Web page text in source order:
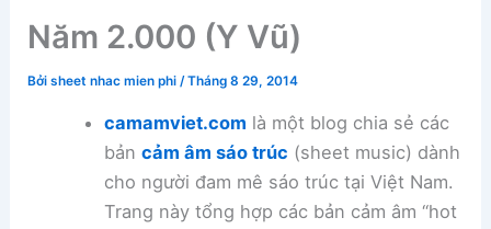
Năm 2.000 (Y Vũ)
Bởisheet nhac mien phi/Tháng 8 29, 2014
camamviet.com là một blog chia sẻ các
bản cảm âm sáo trúc (sheet music) dành
cho người đam mê sáo trúc tại Việt Nam.
Trang này tổng hợp các bản cảm âm “hot